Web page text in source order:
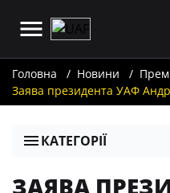
Головна Новини
Заява президента УАФ
КАТЕГОРІЇ
ЗАЯВА